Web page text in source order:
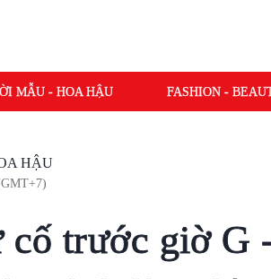
MẪU - HOA HẬU FASHION -
HẬU
cố trước giờ G